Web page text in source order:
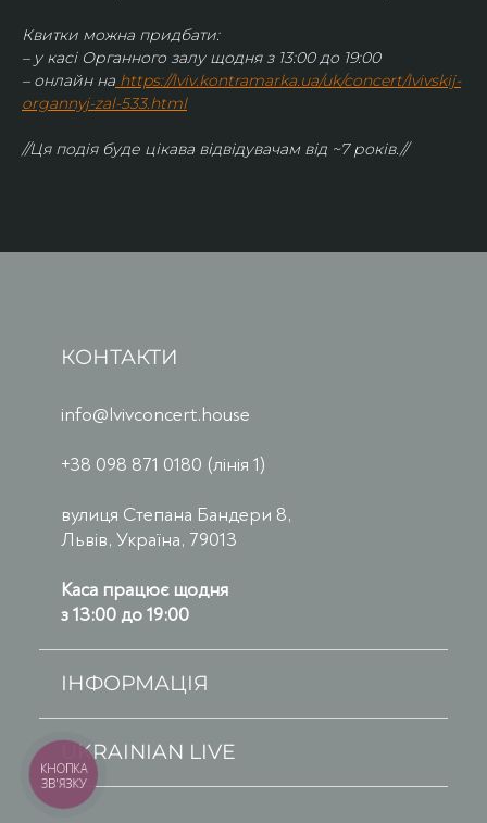
Квитки можна придбати:
– у касі Органного залу щодня з 13:00 до 19:00
– онлайн на https://lviv.kontramarka.ua/uk/concert/lvivskij-
organnyj-zal-533.html
//Ця подія буде цікава відвідувачам від ~7 років.//
КОНТАКТИ
info@lvivconcert.house
+38 098 871 0180 (лінія 1)
вулиця Степана Бандери 8,
Львів, Україна, 79013
Каса працює щодня
з 13:00 до 19:00
ІНФОРМАЦІЯ
UKRAINIAN LIVE
КНОПКА
ЗВ'ЯЗКУ